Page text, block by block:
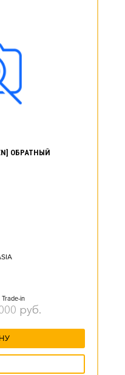
ОБРАТНЫЙ
Trade-in
руб.